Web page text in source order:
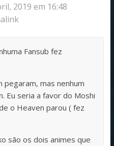
2019 em 16:48
Fansub fez
pegaram, mas nenhum
Eu seria a favor do Moshi
o Heaven parou ( fez
são os dois animes que